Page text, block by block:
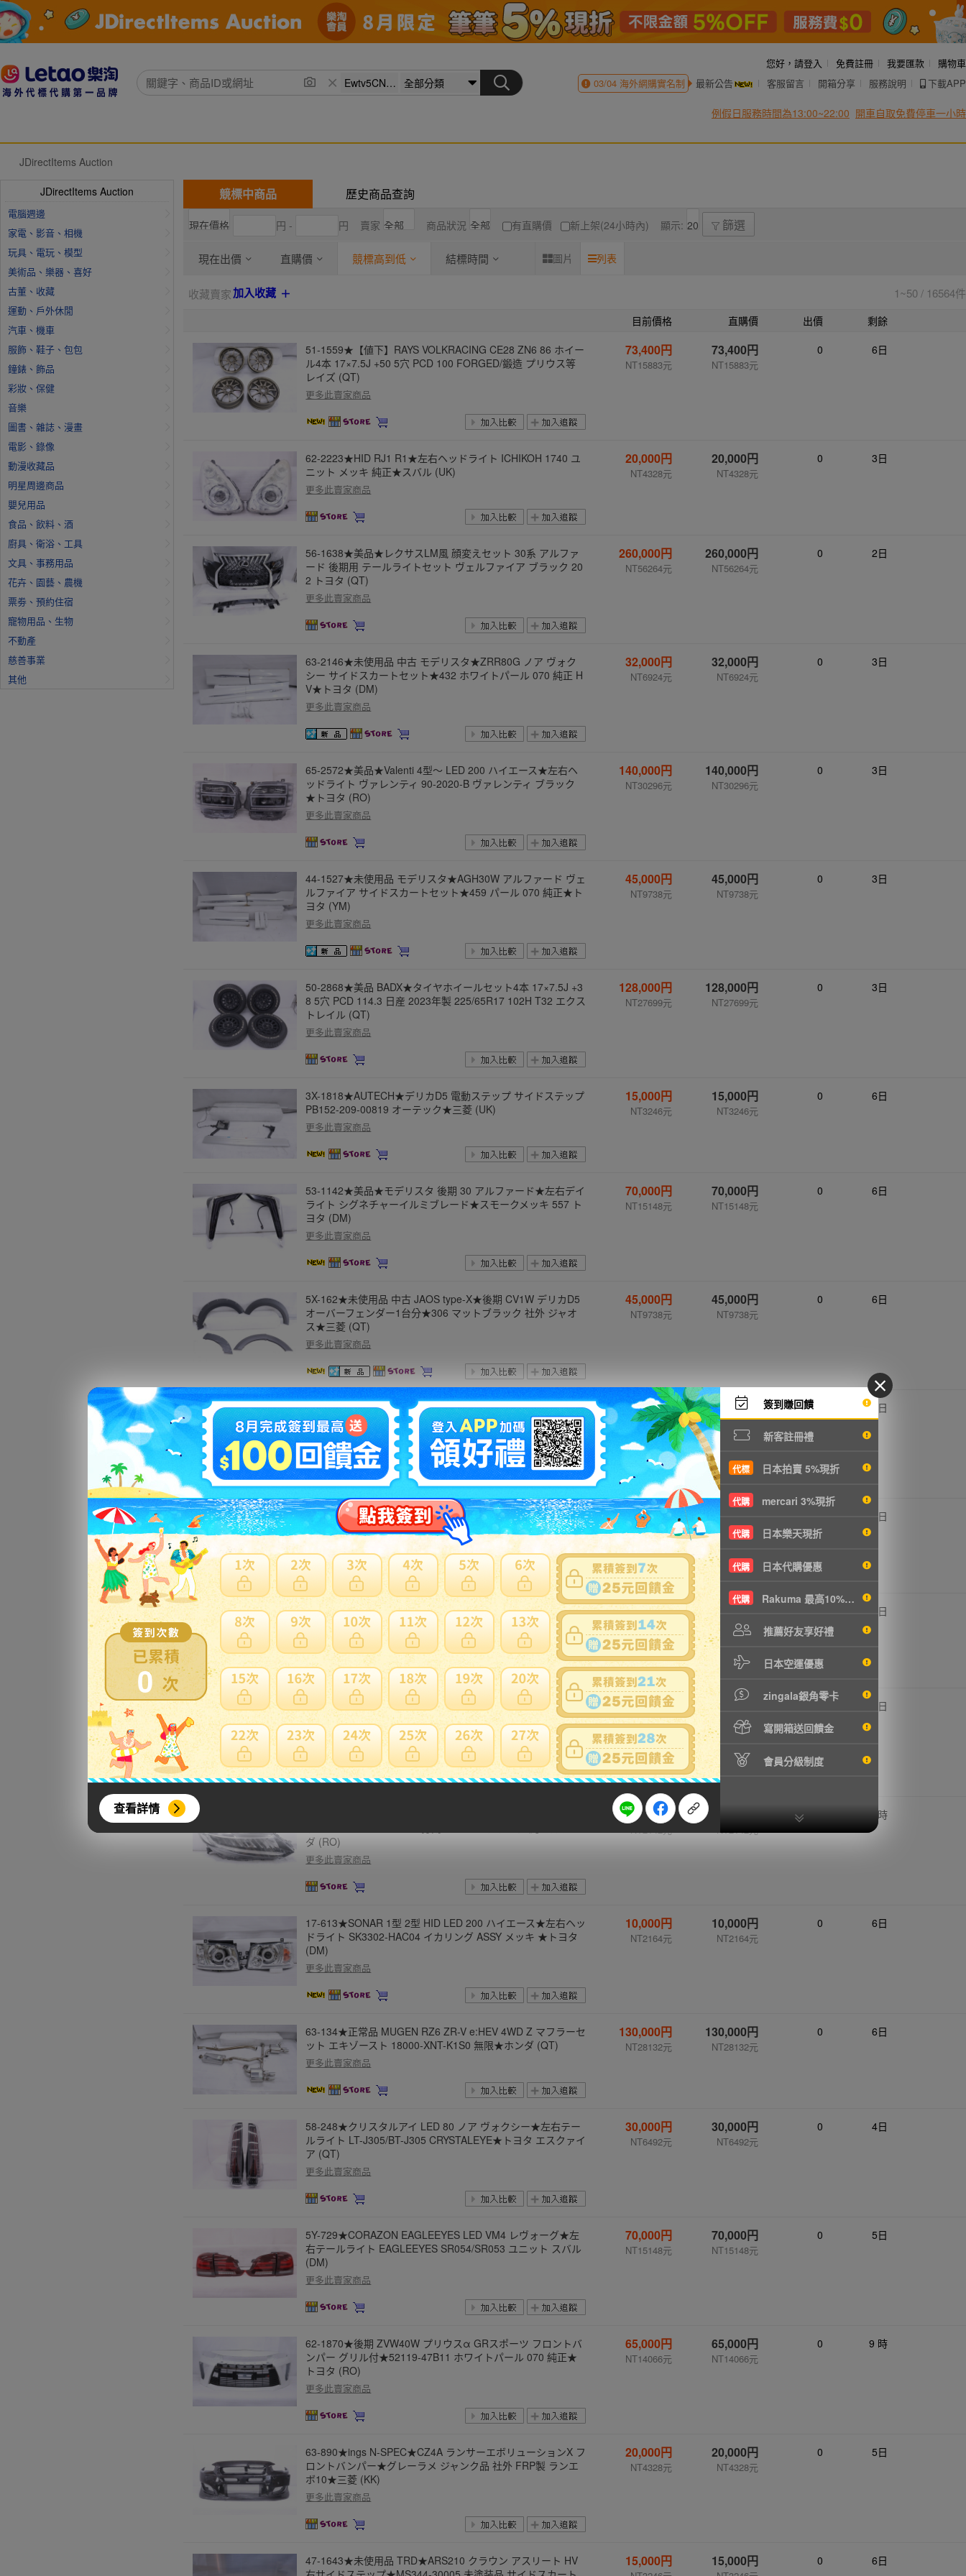
0
查看詳情
簽到賺回饋
新客註冊禮
代標 日本拍賣 5%現折
代購 mercari 3%現折
代購 日本樂天現折
代購 日本代購優惠
代購 Rakuma 最高10%現折
推薦好友享好禮
日本空運優惠
zingala銀角零卡
寫開箱送回饋金
會員分級制度
您好， 請登入 免費註冊 我要匯款
購物車
03/04海外網購實名制 最新公告 客服留言 開箱分享 服務說明 下載APP
例假日服務時間為13:00~22:00 開車自取免費停車一小時
JDirectItems Auction
JDirectItems Auction
電腦週邊
家電、影音、相機
玩具、電玩、模型
美術品、樂器、喜好
古董、收藏
運動、戶外休閒
汽車、機車
服飾、鞋子、包包
鐘錶、飾品
彩妝、保健
音樂
圖書、雜誌、漫畫
電影、錄像
動漫收藏品
明星周邊商品
嬰兒用品
食品、飲料、酒
廚具、衛浴、工具
文具、事務用品
花卉、園藝、農機
票劵、預約住宿
寵物用品、生物
不動產
慈善事業
其他
競標中商品 歷史商品查詢
円 - 円 賣家 商品狀況 有直購價 新上架(24小時內) 顯示: 篩選
現在出價 直購價 競標高到低 結標時間 圖片 列表
收藏賣家加入收藏 1~50 / 16564件
目前價格 直購價 出價
剩餘
51-1559★【値下】RAYS VOLKRACING CE28 ZN6 86 ホイー
ル4本 17×7.5J +50 5穴 PCD 100 FORGED/鍛造 プリウス等
レイズ (QT)
更多此賣家商品
73,400円
NT15883元
73,400円
NT15883元
0 6日
62-2223★HID RJ1 R1★左右ヘッドライト ICHIKOH 1740 ユ
ニット メッキ 純正★スバル (UK)
更多此賣家商品
20,000円
NT4328元
20,000円
NT4328元
0 3日
56-1638★美品★レクサスLM風 顔変えセット 30系 アルファ
ード 後期用 テールライトセット ヴェルファイア ブラック 20
2 トヨタ (QT)
更多此賣家商品
260,000円
NT56264元
260,000円
NT56264元
0 2日
63-2146★未使用品 中古 モデリスタ★ZRR80G ノア ヴォク
シー サイドスカートセット★432 ホワイトパール 070 純正 H
V★トヨタ (DM)
更多此賣家商品
32,000円
NT6924元
32,000円
NT6924元
0 3日
65-2572★美品★Valenti 4型～ LED 200 ハイエース★左右ヘ
ッドライト ヴァレンティ 90-2020-B ヴァレンティ ブラック
★トヨタ (RO)
更多此賣家商品
140,000円
NT30296元
140,000円
NT30296元
0 3日
44-1527★未使用品 モデリスタ★AGH30W アルファード ヴェ
ルファイア サイドスカートセット★459 パール 070 純正★ト
ヨタ (YM)
更多此賣家商品
45,000円
NT9738元
45,000円
NT9738元
0 3日
50-2868★美品 BADX★タイヤホイールセット4本 17×7.5J +3
8 5穴 PCD 114.3 日産 2023年製 225/65R17 102H T32 エクス
トレイル (QT)
更多此賣家商品
128,000円
NT27699元
128,000円
NT27699元
0 3日
3X-1818★AUTECH★デリカD5 電動ステップ サイドステップ
PB152-209-00819 オーテック★三菱 (UK)
更多此賣家商品
15,000円
NT3246元
15,000円
NT3246元
0 6日
53-1142★美品★モデリスタ 後期 30 アルファード★左右デイ
ライト シグネチャーイルミブレード★スモークメッキ 557 ト
ヨタ (DM)
更多此賣家商品
70,000円
NT15148元
70,000円
NT15148元
0 6日
5X-162★未使用品 中古 JAOS type-X★後期 CV1W デリカD5
オーバーフェンダー1台分★306 マットブラック 社外 ジャオ
ス★三菱 (QT)
更多此賣家商品
45,000円
NT9738元
45,000円
NT9738元
0 6日
57-1600★TRD★AGH30 AYH30 アルファード ヴェルファイ
ア ハイレスポンスマフラー MS153-58009 JAR120140020S
★トヨタ 正常品 (UK)
更多此賣家商品
80,000円
NT17312元
80,000円
NT17312元
4日
51-690★未使用品 DAMD★BP レガシィ ステアリング★ブル
ーステッチ パンチング ブラック ダムド 社外★スバル (YM)
更多此賣家商品
35,000円
NT7574元
35,000円
NT7574元
6日
30-1854★丸目★A改年/B改年 GDB インプレッサWRX-STI 左
右サイドステップ★ブルーラメ 補修用 純正★スバル (KK)
更多此賣家商品
20,000円
NT4328元
20,000円
NT4328元
3日
5X-2558★TRD★AGH30W アルファード ヴェルファイア ハ
イレスポンスマフラー★MS153-58009 JAR120140020S 正常
品 HV★トヨタ (DM)
更多此賣家商品
80,000円
NT17312元
80,000円
NT17312元
0 4日
ダ (RO)
更多此賣家商品
9,900円
NT2142元
9,900円
NT2142元
0 22 時
17-613★SONAR 1型 2型 HID LED 200 ハイエース★左右ヘッ
ドライト SK3302-HAC04 イカリング ASSY メッキ ★トヨタ
(DM)
更多此賣家商品
10,000円
NT2164元
10,000円
NT2164元
0 6日
63-134★正常品 MUGEN RZ6 ZR-V e:HEV 4WD Z マフラーセ
ット エキゾースト 18000-XNT-K1S0 無限★ホンダ (QT)
更多此賣家商品
130,000円
NT28132元
130,000円
NT28132元
0 6日
58-248★クリスタルアイ LED 80 ノア ヴォクシー★左右テー
ルライト LT-J305/BT-J305 CRYSTALEYE★トヨタ エスクァイ
ア (QT)
更多此賣家商品
30,000円
NT6492元
30,000円
NT6492元
0 4日
5Y-729★CORAZON EAGLEEYES LED VM4 レヴォーグ★左
右テールライト EAGLEEYES SR054/SR053 ユニット スバル
(DM)
更多此賣家商品
70,000円
NT15148元
70,000円
NT15148元
0 5日
62-1870★後期 ZVW40W プリウスα GRスポーツ フロントバ
ンパー グリル付★52119-47B11 ホワイトパール 070 純正★
トヨタ (RO)
更多此賣家商品
65,000円
NT14066元
65,000円
NT14066元
0 9 時
63-890★ings N-SPEC★CZ4A ランサーエボリューションX フ
ロントバンパー★グレーラメ ジャンク品 社外 FRP製 ランエ
ボ10★三菱 (KK)
更多此賣家商品
20,000円
NT4328元
20,000円
NT4328元
0 5日
47-1643★未使用品 TRD★ARS210 クラウン アスリート HV
15,000円 15,000円 0 6日